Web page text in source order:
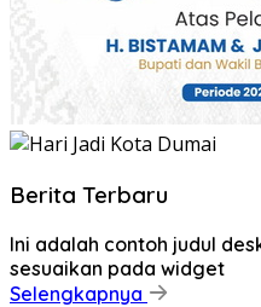
Berita Terbaru
Ini adalah contoh judul
sesuaikan pada widget
Selengkapnya